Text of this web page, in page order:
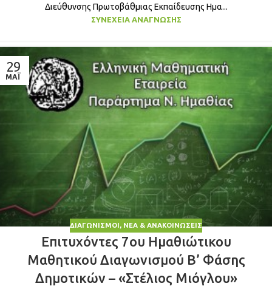
Διεύθυνσης Πρωτοβάθμιας Εκπαίδευσης Ημα...
ΣΥΝΈΧΕΙΑ ΑΝΆΓΝΩΣΗΣ
29
ΜΆΙ
ΔΙΑΓΩΝΙΣΜΟΊ , ΝΈΑ & ΑΝΑΚΟΙΝΏΣΕΙΣ
Επιτυχόντες 7ου Ημαθιώτικου
Μαθητικού Διαγωνισμού Β’ Φάσης
Δημοτικών – «Στέλιος Μιόγλου»